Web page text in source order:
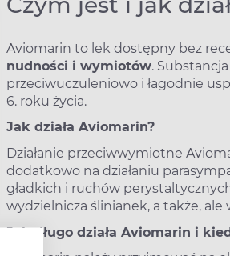
Aviomarin to lek dostępny bez
nudności i wymiotów.
przeciwuczuleniowo i łagodnie
6. roku życia.
Jak działa Aviomarin?
Działanie przeciwwymiotne
dodatkowo na działaniu
gładkich i ruchów
wydzielnicza ślinianek, a także,
Jak długo działa Aviomarin i